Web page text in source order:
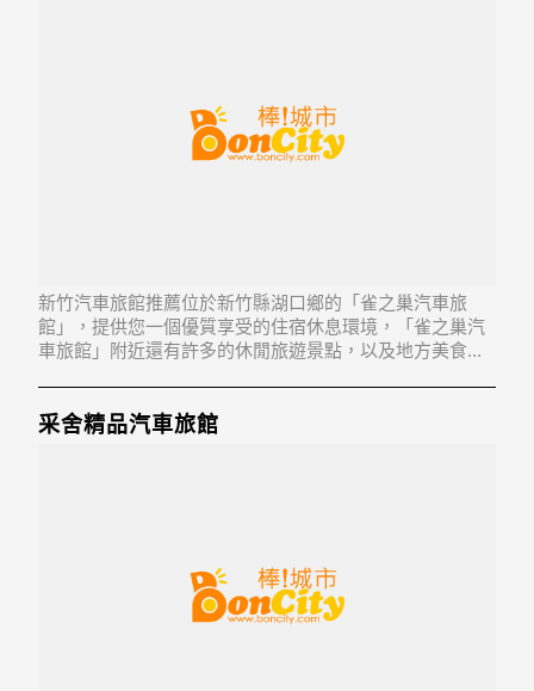
新竹汽車旅館推薦位於新竹縣湖口鄉的「雀之巢汽車旅
館」，提供您一個優質享受的住宿休息環境，「雀之巢汽
車旅館」附近還有許多的休閒旅遊景點，以及地方美食...
采舍精品汽車旅館